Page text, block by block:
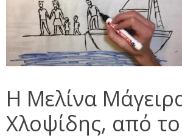
Η Μελίνα
Χλοψίδης, από το